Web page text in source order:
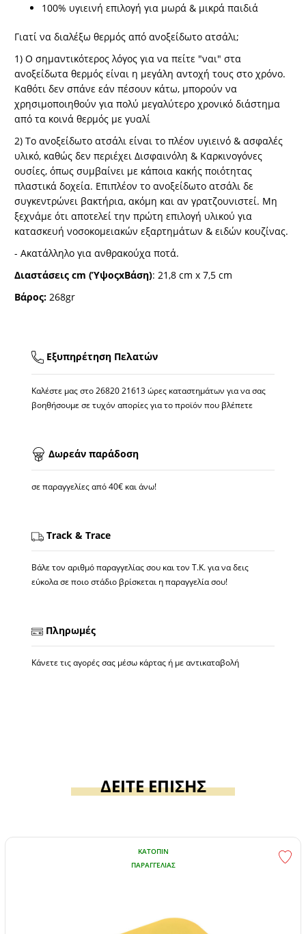
100% υγιεινή επιλογή για μωρά & μικρά παιδιά
Γιατί να διαλέξω θερμός από ανοξείδωτο ατσάλι;
1) O σημαντικότερος λόγος για να πείτε "ναι" στα
ανοξείδωτα θερμός είναι η μεγάλη αντοχή τους στο χρόνο.
Καθότι δεν σπάνε εάν πέσουν κάτω, μπορούν να
χρησιμοποιηθούν για πολύ μεγαλύτερο χρονικό διάστημα
από τα κοινά θερμός με γυαλί
2) Το ανοξείδωτο ατσάλι είναι το πλέον υγιεινό & ασφαλές
υλικό, καθώς δεν περιέχει Δισφαινόλη & Καρκινογόνες
ουσίες, όπως συμβαίνει με κάποια κακής ποιότητας
πλαστικά δοχεία. Επιπλέον το ανοξείδωτο ατσάλι δε
συγκεντρώνει βακτήρια, ακόμη και αν γρατζουνιστεί. Μη
ξεχνάμε ότι αποτελεί την πρώτη επιλογή υλικού για
κατασκευή νοσοκομειακών εξαρτημάτων & ειδών κουζίνας.
- Ακατάλληλο για ανθρακούχα ποτά.
Διαστάσεις cm (ΎψοςxΒάση): 21,8 cm x 7,5 cm
Βάρος: 268gr
Εξυπηρέτηση Πελατών
Καλέστε μας στο26820 21613ώρες καταστημάτων για να σας
βοηθήσουμε σε τυχόν απορίες για το προϊόν που βλέπετε
Δωρεάν παράδοση
σε παραγγελίες από 40€ και άνω!
Track & Trace
Βάλε τον αριθμό παραγγελίας σου και τον Τ.Κ. για να δεις
εύκολα σε ποιο στάδιο βρίσκεται η παραγγελία σου!
Πληρωμές
Κάνετε τις αγορές σας μέσω κάρτας ή με αντικαταβολή
ΔΕΙΤΕ ΕΠΙΣΗΣ
ΚΑΤΌΠΙΝ
ΠΑΡΑΓΓΕΛΊΑΣ